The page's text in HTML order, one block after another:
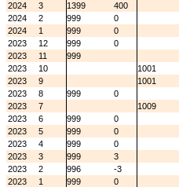
2024
3 1399
400
2024
2 999
0
2024
1 999
0
2023
12 999
0
2023
11
999
2023
10 1001
2023
9
1001
2023
8 999
0
2023
7
1009
2023
6 999
0
2023
5 999
0
2023
4 999
0
2023
3 999
3
2023
2 996
-3
2023
1 999
0